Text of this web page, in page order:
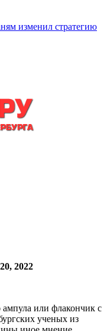
изменил стратегию
2022
или флакончик с
ученых из